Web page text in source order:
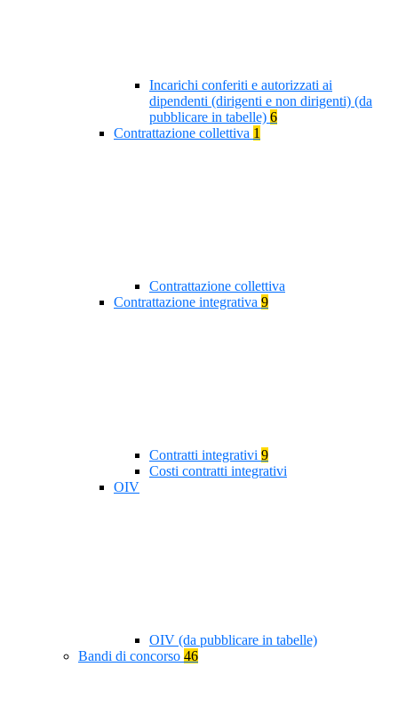
Incarichi conferiti e autorizzati ai
dipendenti (dirigenti e non dirigenti) (da
pubblicare in tabelle) 6
Contrattazione collettiva 1
Contrattazione collettiva
Contrattazione integrativa 9
Contratti integrativi 9
Costi contratti integrativi
OIV
OIV (da pubblicare in tabelle)
Bandi di concorso 46